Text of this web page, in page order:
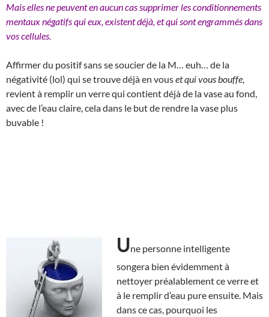
Mais elles ne peuvent en aucun cas supprimer les conditionnements
mentaux négatifs qui eux, existent déjà, et qui sont engrammés dans
vos cellules.
Affirmer du positif sans se soucier de la M… euh… de la
négativité (lol) qui se trouve déjà en vouset qui vous bouffe
revient à remplir un verre qui contient déjà de la vase au fond,
avec de l’eau claire, cela dans le but de rendre la vase plus
buvable !
Une personne intelligente
songera bien évidemment à
nettoyer préalablement ce verre et
à le remplir d’eau pure ensuite. Mais
dans ce cas, pourquoi les